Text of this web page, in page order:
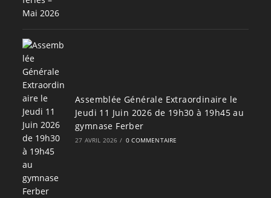
Assemblée Générale Extraordinaire le
Jeudi 11 Juin 2026 de 19h30 à 19h45 au
gymnase Ferber
27 AVRIL 2026 / 0 COMMENTAIRE